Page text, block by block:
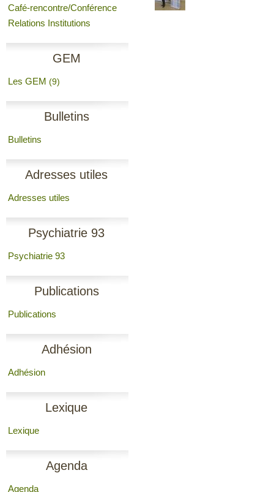
Café-rencontre/Conférence
Relations Institutions
GEM
Les GEM (9)
Bulletins
Bulletins
Adresses utiles
Adresses utiles
Psychiatrie 93
Psychiatrie 93
Publications
Publications
Adhésion
Adhésion
Lexique
Lexique
Agenda
Agenda